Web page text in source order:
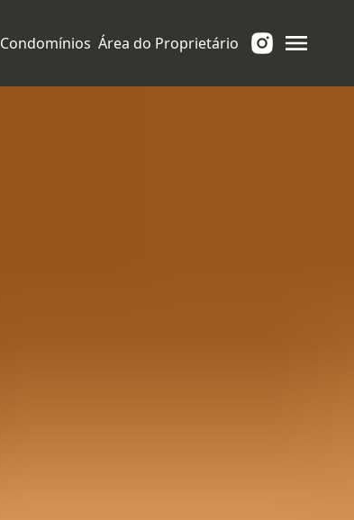
Condomínios Área do Proprietário